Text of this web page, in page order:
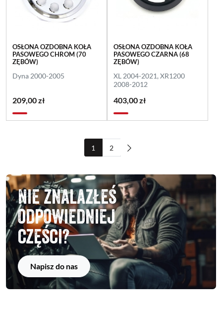
OSŁONA OZDOBNA KOŁA
PASOWEGO CHROM (70
ZĘBÓW)
Dyna 2000-2005
209,00 zł
OSŁONA OZDOBNA KOŁA
PASOWEGO CZARNA (68
ZĘBÓW)
XL 2004-2021, XR1200
2008-2012
403,00 zł
1 2
Nie znalazłeś
odpowiedniej
części?
Napisz do nas